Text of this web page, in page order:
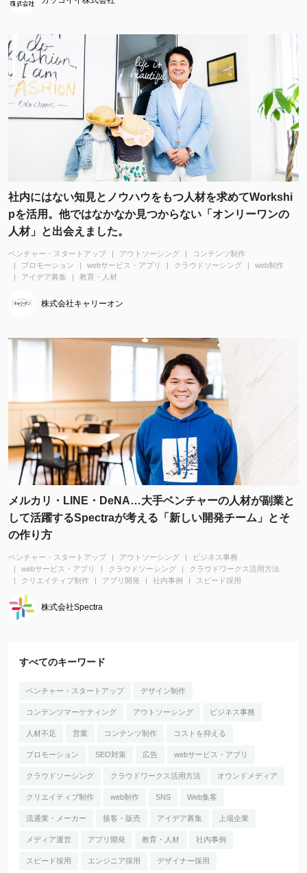
社内にはない知見とノウハウをもつ人材を求めてWorkshi
pを活用。他ではなかなか見つからない「オンリーワンの
人材」と出会えました。
ベンチャー・スタートアップ アウトソーシング
コンテンツ制作
プロモーション
webサービス・アプリ クラウドソーシング
web制作
アイデア募集
教育・人材
株式会社キャリーオン
メルカリ・LINE・DeNA…大手ベンチャーの人材が副業と
して活躍するSpectraが考える「新しい開発チーム」とそ
の作り方
ベンチャー・スタートアップ アウトソーシング
ビジネス事務
webサービス・アプリ
クラウドソーシング
クラウドワークス活用方法
クリエイティブ制作
アプリ開発 社内事例 スピード採用
株式会社Spectra
すべてのキーワード
ベンチャー・スタートアップ デザイン制作
コンテンツマーケティング アウトソーシング ビジネス事務
人材不足 営業 コンテンツ制作 コストを抑える
プロモーション SEO対策 広告 webサービス・アプリ
クラウドソーシング クラウドワークス活用方法 オウンドメディア
クリエイティブ制作 web制作 SNS Web集客
流通業・メーカー 接客・販売 アイデア募集 上場企業
メディア運営 アプリ開発 教育・人材 社内事例
スピード採用 エンジニア採用 デザイナー採用